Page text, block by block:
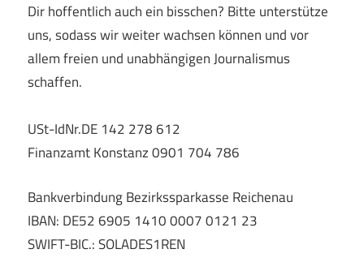
Dir hoffentlich auch ein bisschen? Bitte unterstütze
uns, sodass wir weiter wachsen können und vor
allem freien und unabhängigen Journalismus
schaffen.
USt-IdNr.DE 142 278 612
Finanzamt Konstanz 0901 704 786
Bankverbindung Bezirkssparkasse Reichenau
IBAN: DE52 6905 1410 0007 0121 23
SWIFT-BIC.: SOLADES1REN